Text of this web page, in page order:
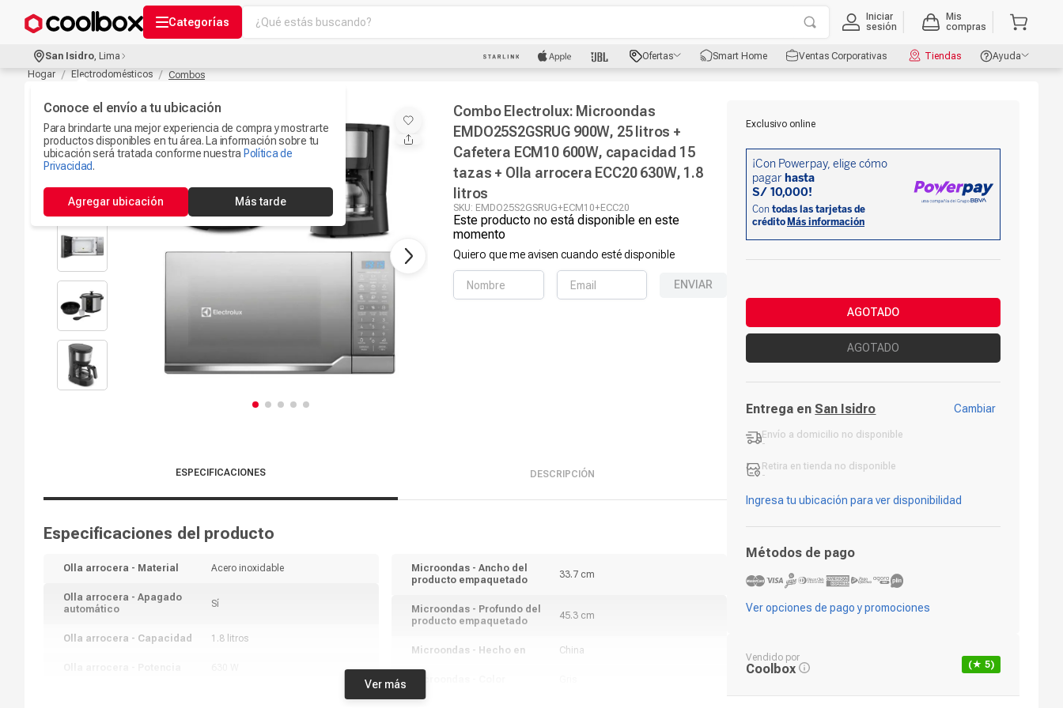
Categorías
¿Qué estás buscando?
3.
Ipad
Iphone 17
Microfono
Camaras Seguridad
7.
Parlantes Bluetooth
Accesorios Computo
Iniciar
sesión
Mis
compras
San Isidro, Lima
Conoce el envío a tu ubicación
Para brindarte una mejor experiencia de compra y mostrarte
productos disponibles en tu área. La información sobre tu
ubicación será tratada conforme nuestra Política de
Privacidad.
Agregar ubicación Más tarde
Ofertas Smart Home Ventas Corporativas Tiendas
Ayuda
Hogar
Electrodomésticos Combos
Combo Electrolux: Microondas
EMDO25S2GSRUG 900W, 25 litros +
Cafetera ECM10 600W, capacidad 15
tazas + Olla arrocera ECC20 630W, 1.8
litros
SKU: EMDO25S2GSRUG+ECM10+ECC20
Este producto no está disponible en este
momento
Quiero que me avisen cuando esté disponible
ENVIAR
ESPECIFICACIONES DESCRIPCIÓN
Especificaciones del producto
Olla arrocera - Material Acero inoxidable
Olla arrocera - Apagado
automático
Sí
Olla arrocera - Capacidad 1.8 litros
Microondas - Ancho del
producto empaquetado
33.7 cm
Microondas - Profundo del
producto empaquetado
45.3 cm
Microondas - Hecho en China
Ver más
Exclusivo online
AGOTADO
AGOTADO
Entrega en San Isidro Cambiar
Envío a domicilio no disponible
-
Retira en tienda no disponible
-
Ingresa tu ubicación para ver disponibilidad
Métodos de pago
Ver opciones de pago y promociones
Vendido por
Coolbox (★ 5)